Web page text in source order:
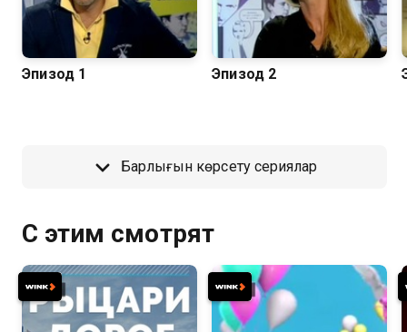
Эпизод 1 Эпизод 2
Барлығын көрсету сериялар
С этим смотрят